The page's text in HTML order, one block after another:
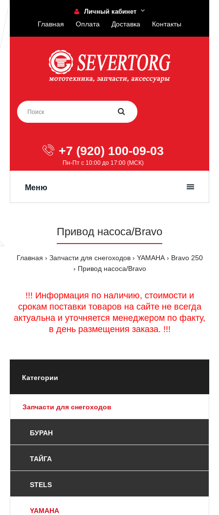
Личный кабинет
Главная Оплата Доставка Контакты
+7 (920) 100-09-03
Пн-Пт с 10:00 до 17:00 (МСК)
Меню
Привод насоса/Bravo
Главная Запчасти для снегоходов YAMAHA
Bravo 250
Привод насоса/Bravo
!!! Информация по наличию, стоимости и
срокам поставки товаров на сайте не всегда
актуальна и уточняется менеджером по факту,
в день размещения заказа. !!!
Категории
Запчасти для снегоходов
БУРАН
ТАЙГА
STELS
YAMAHA